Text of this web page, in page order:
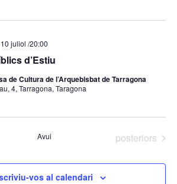
d’Estiu
10 juliol /20:00
de Cultura de l’Arquebisbat de Tarragona
4, Tarragona, Taragona
Avui posteriors
vos al calendari